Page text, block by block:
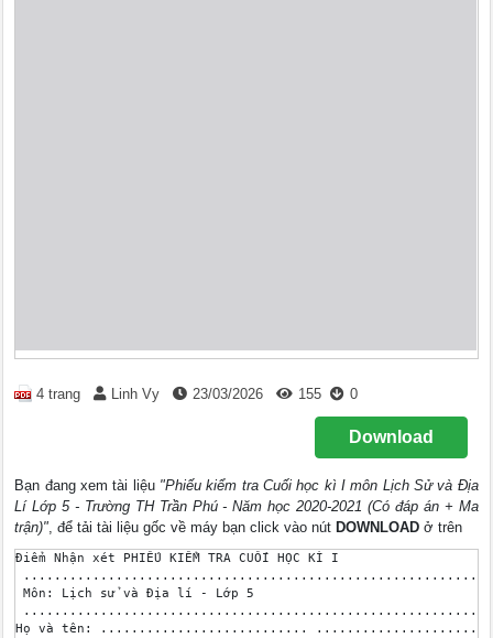
4 trang Linh Vy 23/03/2026 155 0
Download
Bạn đang xem tài liệu "Phiếu kiểm tra Cuối học kì I môn Lịch Sử và Địa
Lí Lớp 5 - Trường TH Trần Phú - Năm học 2020-2021 (Có đáp án + Ma
trận)", để tải tài liệu gốc về máy bạn click vào nút DOWNLOAD ở trên
Điểm Nhận xét PHIẾU KIỂM TRA CUỐI HỌC KÌ I
Môn: Lịch sử và Địa lí - Lớp 5
Họ và tên: ...........................